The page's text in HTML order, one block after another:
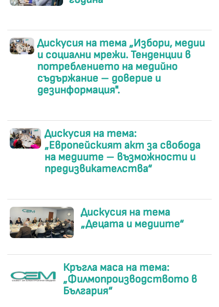
Дискусия на тема „Избори, медии
и социални мрежи. Тенденции в
потреблението на медийно
съдържание – доверие и
дезинформация".
Дискусия на тема:
„Европейският акт за свобода
на медиите – възможности и
предизвикателства“
Дискусия на тема
„Децата и медиите“
Кръгла маса на тема:
„Филмопроизводството в
България“